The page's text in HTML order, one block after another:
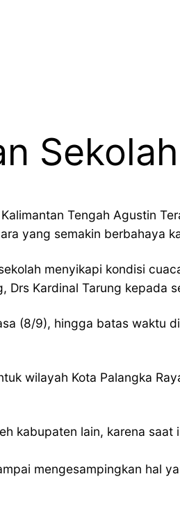
Tengah Agustin
yang semakin berbahaya
menyikapi kondisi
Drs Kardinal Tarung kepada
(8/9), hingga batas waktu
wilayah Kota Palangka
kabupaten lain, karena
mengesampingkan hal